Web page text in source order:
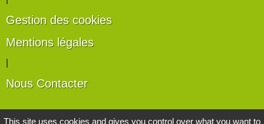
Gestion des cookies
Mentions légales
Nous Contacter
Les artisans du végétal
This site uses cookies and gives you control over what you want to